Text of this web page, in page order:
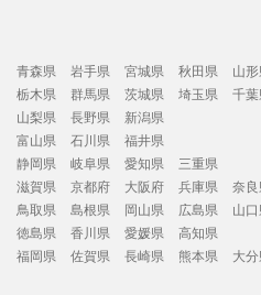
青森県 岩手県 宮城県 秋田県 山
栃木県 群馬県 茨城県 埼玉県 千
山梨県 長野県
新潟県
富山県 石川県
福井県
静岡県 岐阜県 愛知県
三重県
滋賀県 京都府 大阪府 兵庫県 奈
鳥取県 島根県 岡山県 広島県
山
徳島県 香川県 愛媛県
高知県
福岡県 佐賀県 長崎県 熊本県 大